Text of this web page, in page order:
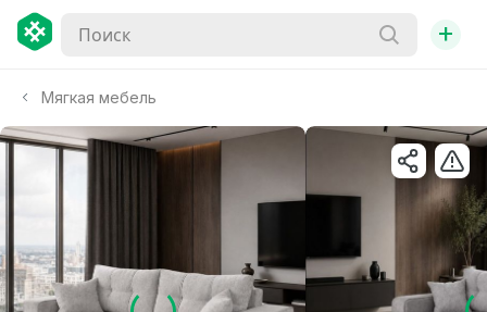
+
Мягкая мебель